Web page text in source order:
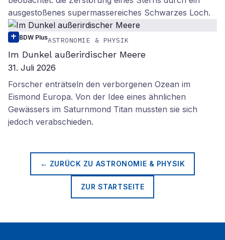
ausgestoßenes supermassereiches Schwarzes Loch.
BDW PlusASTRONOMIE & PHYSIK
Im Dunkel außerirdischer Meere
31. Juli 2026
Forscher enträtseln den verborgenen Ozean im
Eismond Europa. Von der Idee eines ähnlichen
Gewässers im Saturnmond Titan mussten sie sich
jedoch verabschieden.
← ZURÜCK ZU ASTRONOMIE & PHYSIK
ZUR STARTSEITE